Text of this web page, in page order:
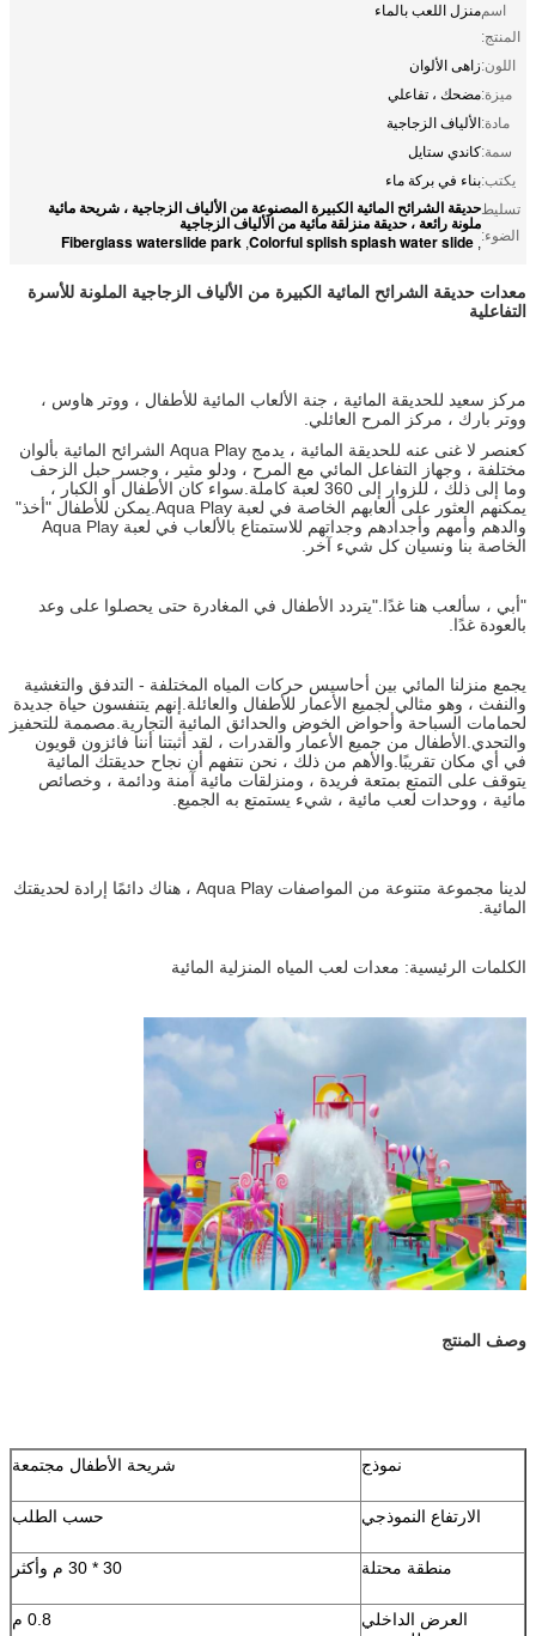
اسم
المنتج:
منزل اللعب بالماء
اللون:زاهى الألوان
ميزة:مضحك ، تفاعلي
مادة:الألياف الزجاجية
سمة:كاندي ستايل
يكتب:بناء في بركة ماء
تسليط
الضوء:
حديقة الشرائح المائية الكبيرة المصنوعة من الألياف الزجاجية ، شريحة مائية
ملونة رائعة ، حديقة منزلقة مائية من الألياف الزجاجية
,
Colorful splish splash water slide
,
Fiberglass waterslide park
معدات حديقة الشرائح المائية الكبيرة من الألياف الزجاجية الملونة للأسرة
التفاعلية
مركز سعيد للحديقة المائية ، جنة الألعاب المائية للأطفال ، ووتر هاوس ،
ووتر بارك ، مركز المرح العائلي.
كعنصر لا غنى عنه للحديقة المائية ، يدمج Aqua Play الشرائح المائية بألوان
مختلفة ، وجهاز التفاعل المائي مع المرح ، ودلو مثير ، وجسر حبل الزحف
وما إلى ذلك ، للزوار إلى 360 لعبة كاملة.سواء كان الأطفال أو الكبار ،
يمكنهم العثور على ألعابهم الخاصة في لعبة Aqua Play.يمكن للأطفال "أخذ"
والدهم وأمهم وأجدادهم وجداتهم للاستمتاع بالألعاب في لعبة Aqua Play
الخاصة بنا ونسيان كل شيء آخر.
"أبي ، سألعب هنا غدًا."يتردد الأطفال في المغادرة حتى يحصلوا على وعد
بالعودة غدًا.
يجمع منزلنا المائي بين أحاسيس حركات المياه المختلفة - التدفق والتغشية
والنفث ، وهو مثالي لجميع الأعمار للأطفال والعائلة.إنهم يتنفسون حياة جديدة
لحمامات السباحة وأحواض الخوض والحدائق المائية التجارية.مصممة للتحفيز
والتحدي.الأطفال من جميع الأعمار والقدرات ، لقد أثبتنا أننا فائزون قويون
في أي مكان تقريبًا.والأهم من ذلك ، نحن نتفهم أن نجاح حديقتك المائية
يتوقف على التمتع بمتعة فريدة ، ومنزلقات مائية آمنة ودائمة ، وخصائص
مائية ، ووحدات لعب مائية ، شيء يستمتع به الجميع.
لدينا مجموعة متنوعة من المواصفات Aqua Play ، هناك دائمًا إرادة لحديقتك
المائية.
الكلمات الرئيسية: معدات لعب المياه المنزلية المائية
وصف المنتج
نموذج شريحة الأطفال مجتمعة
الارتفاع النموذجي حسب الطلب
منطقة محتلة 30 * 30 م وأكثر
العرض الداخلي
0.8 م